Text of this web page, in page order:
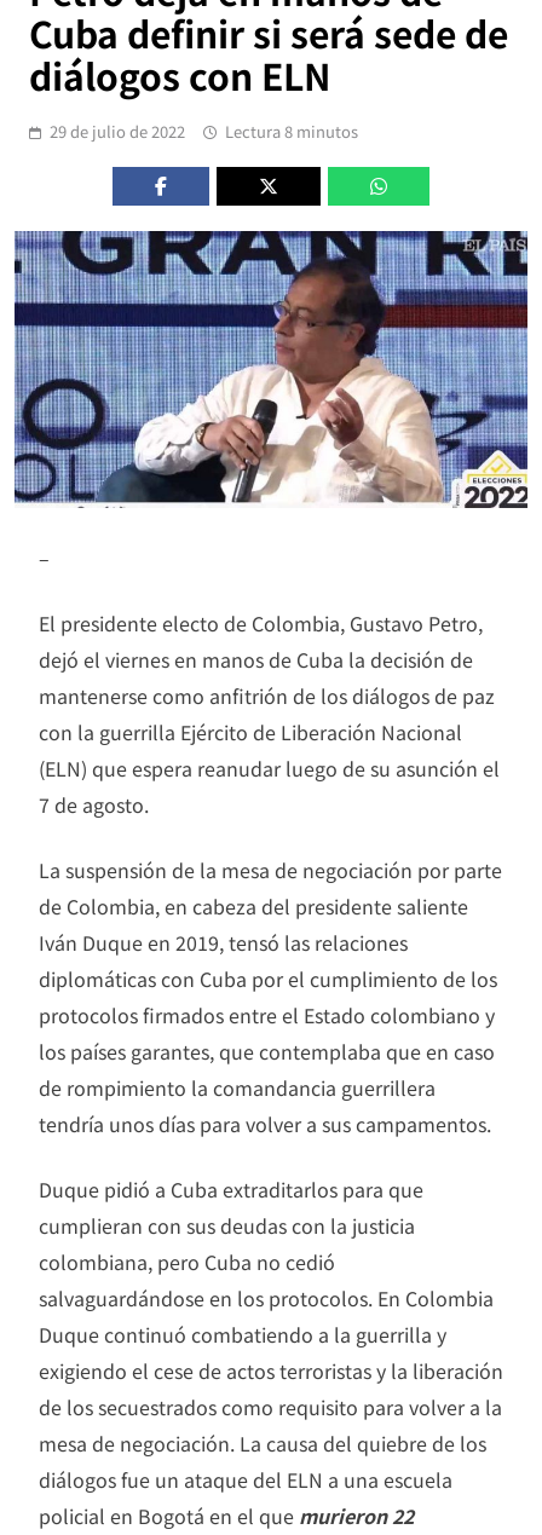
Cuba definir si será sede de
diálogos con ELN
29 de julio de 2022 Lectura 8 minutos
–
El presidente electo de Colombia, Gustavo Petro,
dejó el viernes en manos de Cuba la decisión de
mantenerse como anfitrión de los diálogos de paz
con la guerrilla Ejército de Liberación Nacional
(ELN) que espera reanudar luego de su asunción el
7 de agosto.
La suspensión de la mesa de negociación por parte
de Colombia, en cabeza del presidente saliente
Iván Duque en 2019, tensó las relaciones
diplomáticas con Cuba por el cumplimiento de los
protocolos firmados entre el Estado colombiano y
los países garantes, que contemplaba que en caso
de rompimiento la comandancia guerrillera
tendría unos días para volver a sus campamentos.
Duque pidió a Cuba extraditarlos para que
cumplieran con sus deudas con la justicia
colombiana, pero Cuba no cedió
salvaguardándose en los protocolos. En Colombia
Duque continuó combatiendo a la guerrilla y
exigiendo el cese de actos terroristas y la liberación
de los secuestrados como requisito para volver a la
mesa de negociación. La causa del quiebre de los
diálogos fue un ataque del ELN a una escuela
policial en Bogotá en el que murieron 22